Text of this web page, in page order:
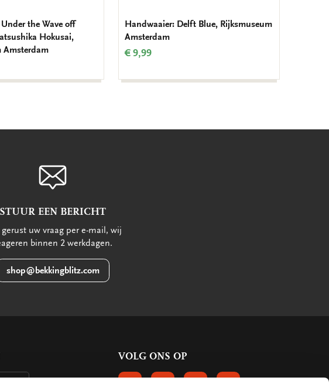
the Wave off
Hokusai,
Amsterdam
Handwaaier: Delft Blue, Rijksmuseum
Amsterdam
€ 9,99
STUUR EEN BERICHT
gerust uw vraag per e-mail, wij
binnen 2 werkdagen.
shop@bekkingblitz.com
VOLG ONS OP